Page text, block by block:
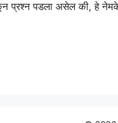
ऐकून प्रश्न पडला असेल की, हे